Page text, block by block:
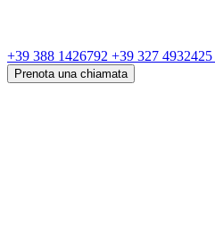
+39 388 1426792 +39 327 4932425
Prenota una chiamata